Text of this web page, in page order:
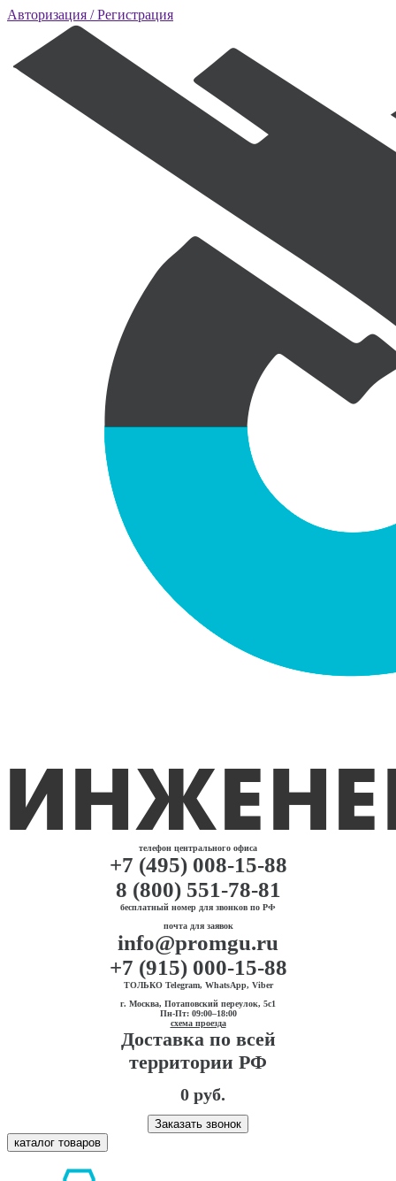
Авторизация / Регистрация
телефон центрального офиса
+7 (495) 008-15-88
8 (800) 551-78-81
бесплатный номер для звонков по РФ
почта для заявок
info@promgu.ru
+7 (915) 000-15-88
ТОЛЬКО Telegram, WhatsApp, Viber
г. Москва, Потаповский переулок, 5с1
Пн-Пт: 09:00–18:00
схема проезда
Доставка по всей
территории РФ
0 руб.
Заказать звонок
каталог товаров